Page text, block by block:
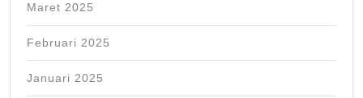
Maret 2025
Februari 2025
Januari 2025